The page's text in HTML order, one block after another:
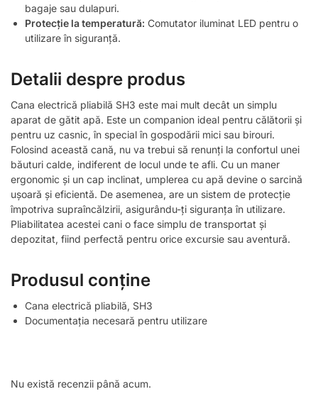
bagaje sau dulapuri.
Protecție la temperatură: Comutator iluminat LED pentru o
utilizare în siguranță.
Detalii despre produs
Cana electrică pliabilă SH3 este mai mult decât un simplu
aparat de gătit apă. Este un companion ideal pentru călătorii și
pentru uz casnic, în special în gospodării mici sau birouri.
Folosind această cană, nu va trebui să renunți la confortul unei
băuturi calde, indiferent de locul unde te afli. Cu un maner
ergonomic și un cap inclinat, umplerea cu apă devine o sarcină
ușoară și eficientă. De asemenea, are un sistem de protecție
împotriva supraîncălzirii, asigurându-ți siguranța în utilizare.
Pliabilitatea acestei cani o face simplu de transportat și
depozitat, fiind perfectă pentru orice excursie sau aventură.
Produsul conține
Cana electrică pliabilă, SH3
Documentația necesară pentru utilizare
Nu există recenzii până acum.